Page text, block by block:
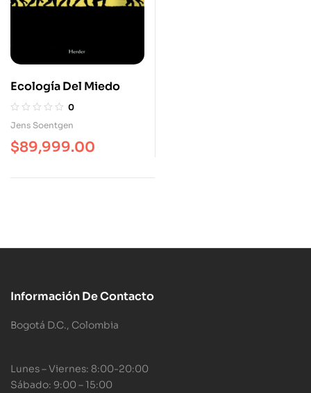
Ecología Del Miedo
0
Jens Soentgen
$89,999.00
Información De Contacto
Bogotá D.C., Colombia
Lunes – Viernes: 8:00-20:00
Sábado: 9:00 – 15:00